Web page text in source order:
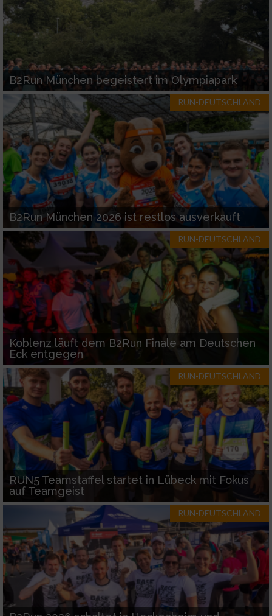
B2Run München begeistert im Olympiapark
RUN-DEUTSCHLAND
B2Run München 2026 ist restlos ausverkauft
RUN-DEUTSCHLAND
Koblenz läuft dem B2Run Finale am Deutschen
Eck entgegen
RUN-DEUTSCHLAND
RUN5 Teamstaffel startet in Lübeck mit Fokus
auf Teamgeist
RUN-DEUTSCHLAND